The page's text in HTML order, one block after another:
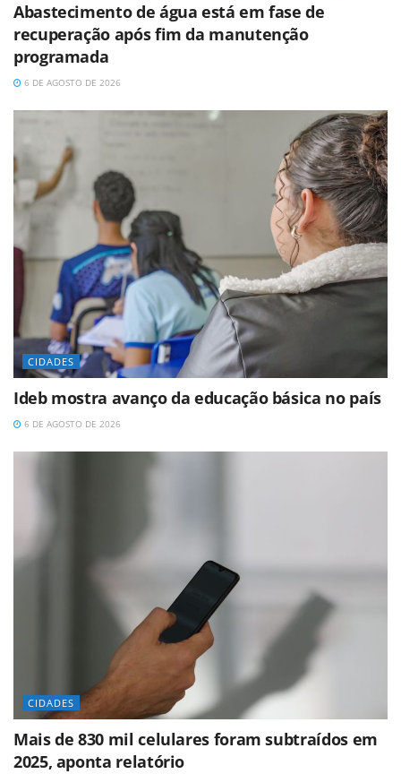
Abastecimento de água está em fase de
recuperação após fim da manutenção
programada
6 DE AGOSTO DE 2026
CIDADES
Ideb mostra avanço da educação básica no país
6 DE AGOSTO DE 2026
CIDADES
Mais de 830 mil celulares foram subtraídos em
2025, aponta relatório